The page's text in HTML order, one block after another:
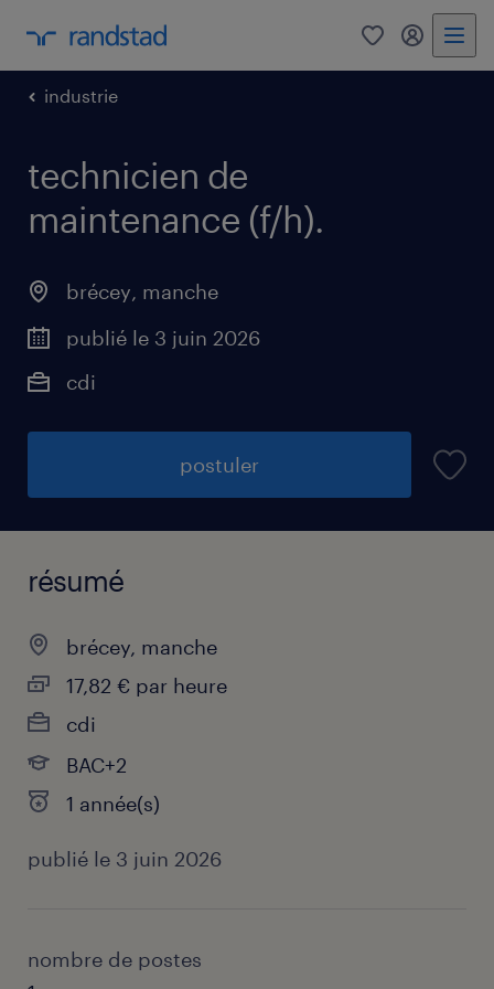
0 mon
industrie
technicien de
maintenance (f/h).
brécey, manche
publié le 3 juin 2026
cdi
postuler
résumé
brécey, manche
17,82 € par heure
cdi
BAC+2
1 année(s)
publié le 3 juin 2026
nombre de postes